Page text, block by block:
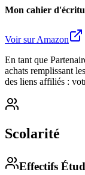
Mon cahier
Voir sur Amazon
En tant que
achats remplissant
des liens affiliés :
Scolarité
Effectifs